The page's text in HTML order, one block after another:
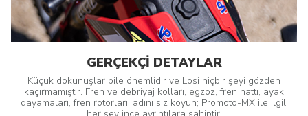
GERÇEKÇİ DETAYLAR
Küçük dokunuşlar bile önemlidir ve Losi hiçbir şeyi gözden
kaçırmamıştır. Fren ve debriyaj kolları, egzoz, fren hattı, ayak
dayamaları, fren rotorları, adını siz koyun; Promoto-MX ile ilgili